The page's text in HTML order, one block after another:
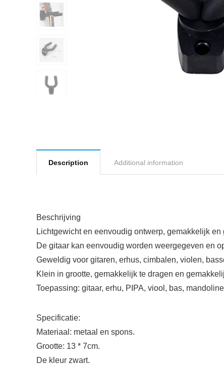
Description Additional information
Beschrijving
Lichtgewicht en eenvoudig ontwerp, gemakkelijk
De gitaar kan eenvoudig worden weergegeven en
Geweldig voor gitaren, erhus, cimbalen, violen,
Klein in grootte, gemakkelijk te dragen en
Toepassing: gitaar, erhu, PIPA, viool, bas,
Specificatie:
Materiaal: metaal en spons.
Grootte: 13 * 7cm.
De kleur zwart.